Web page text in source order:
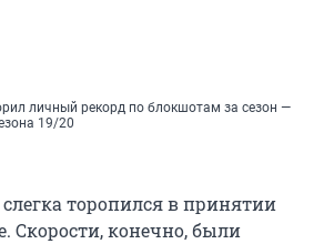
личный рекорд по блокшотам за сезон —
19/20
слегка торопился в принятии
Скорости, конечно, были